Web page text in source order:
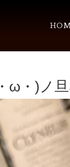
・)ノ旦